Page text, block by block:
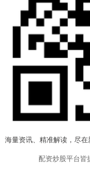
海量资讯、精准解读，尽
配资炒股平台皆